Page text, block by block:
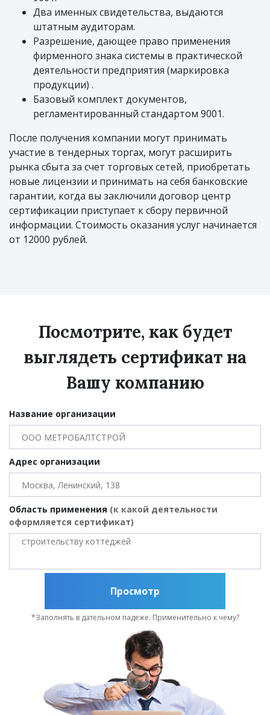
Два именных свидетельства, выдаются
штатным аудиторам.
Разрешение, дающее право применения
фирменного знака системы в практической
деятельности предприятия (маркировка
продукции) .
Базовый комплект документов,
регламентированный стандартом 9001.
После получения компании могут принимать
участие в тендерных торгах, могут расширить
рынка сбыта за счет торговых сетей, приобретать
новые лицензии и принимать на себя банковские
гарантии, когда вы заключили договор центр
сертификации приступает к сбору первичной
информации. Стоимость оказания услуг начинается
от 12000 рублей.
Посмотрите, как будет
выглядеть сертификат на
Вашу компанию
Название организации
Адрес организации
Область применения (к какой деятельности
оформляется сертификат)
Просмотр
*Заполнять в дательном падеже. Применительно к чему?